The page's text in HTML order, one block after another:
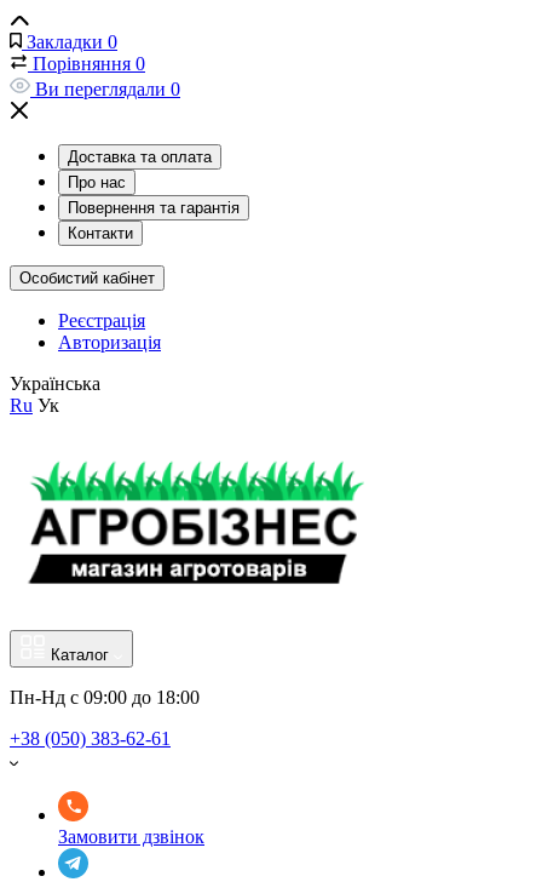
Закладки 0
Порівняння 0
Ви переглядали 0
Доставка та оплата
Про нас
Повернення та гарантія
Контакти
Особистий кабінет
Реєстрація
Авторизація
Українська
Ru Ук
Каталог
Пн-Нд с 09:00 до 18:00
+38 (050) 383-62-61
Замовити дзвінок